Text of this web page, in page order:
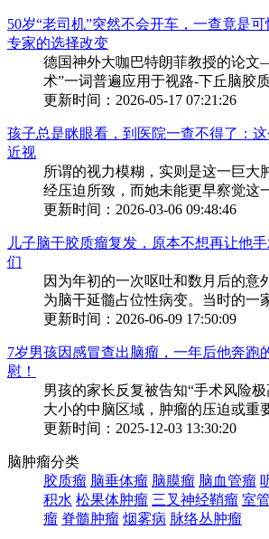
50岁“老司机”突然不会开车，一查竟是
专家的选择改变
德国神外大咖巴特朗菲教授的论
术”一词普遍应用于视路-下丘脑胶
更新时间：2026-05-17 07:21:26
孩子总是眯眼看，到医院一查不得了：
近视
所谓的视力模糊，实则是这一巨大
经压迫所致，而她未能更早察觉这
更新时间：2026-03-06 09:48:46
儿子脑干胶质瘤复发，原本不想再让他
们
因为年初的一次呕吐和数月后的意
为脑干延髓占位性病变。当时的一
更新时间：2026-06-09 17:50:09
7岁男孩因感冒查出脑瘤，一年后他奔跑
慰！
男孩的家长反复被告知“手术风险
大小的中脑区域，肿瘤的压迫或重
更新时间：2025-12-03 13:30:20
脑肿瘤分类
胶质瘤 脑垂体瘤 脑膜瘤 脑血管瘤
积水 松果体肿瘤 三叉神经鞘瘤 室
瘤 脊髓肿瘤 烟雾病 脉络丛肿瘤